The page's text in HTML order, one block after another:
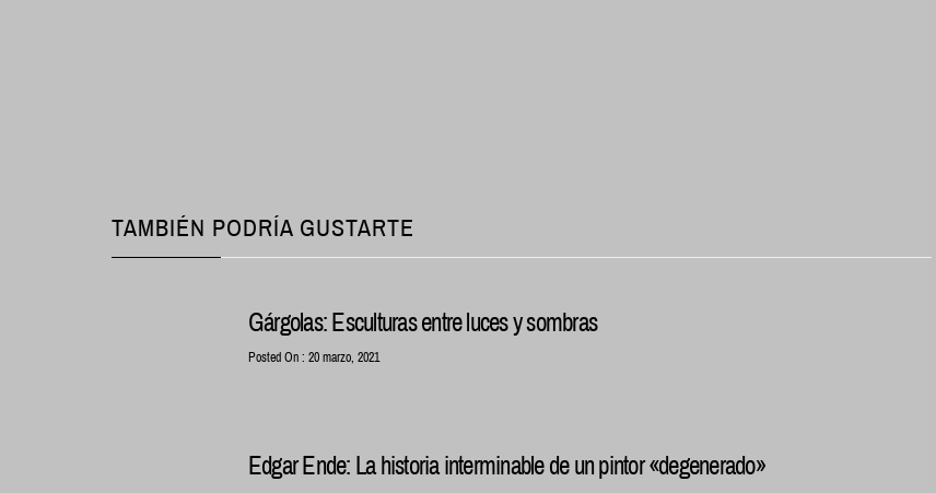
TAMBIÉN PODRÍA GUSTARTE
Gárgolas: Esculturas entre luces y sombras
Posted On : 20 marzo, 2021
Edgar Ende: La historia interminable de un pintor «degenerado»